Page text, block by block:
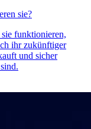
sie?
funktionieren,
ihr zukünftiger
und sicher